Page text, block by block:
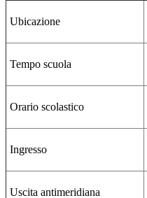
Ubicazione
Tempo scuola
Orario scolastico
Ingresso
Uscita antimeridiana